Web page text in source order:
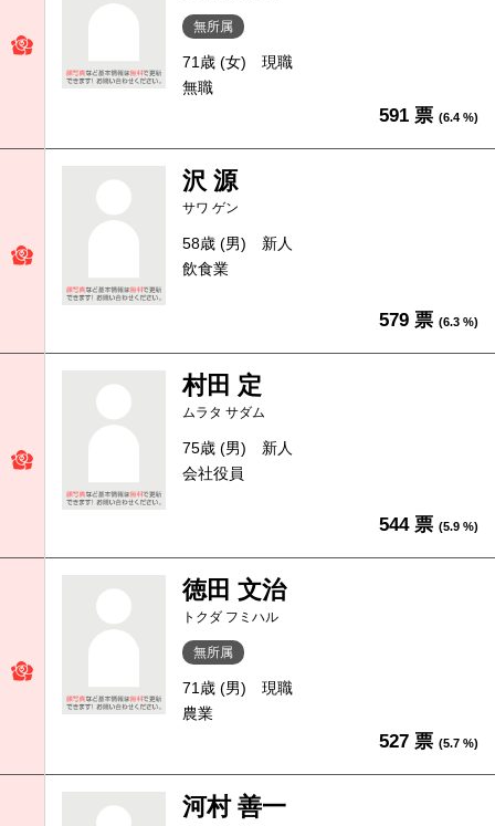
無所属
71歳 (女)
現職
無職
591 票 (6.4 %)
沢 源
サワ ゲン
58歳 (男)
新人
飲食業
579 票 (6.3 %)
村田 定
ムラタ サダム
75歳 (男)
新人
会社役員
544 票 (5.9 %)
徳田 文治
トクダ フミハル
無所属
71歳 (男)
現職
農業
527 票 (5.7 %)
河村 善一